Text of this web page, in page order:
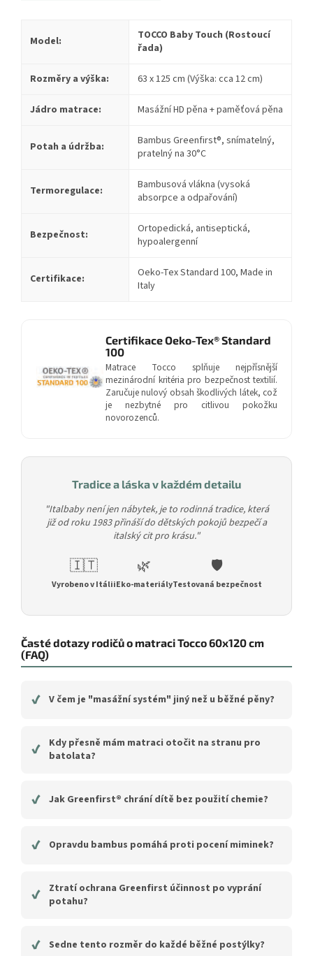
Model:
TOCCO Baby Touch (Rostoucí
řada)
Rozměry a výška: 63 x 125 cm (Výška: cca 12 cm)
Jádro matrace: Masážní HD pěna + paměťová pěna
Potah a údržba:
Bambus Greenfirst®, snímatelný,
pratelný na 30°C
Termoregulace:
Bambusová vlákna (vysoká
absorpce a odpařování)
Bezpečnost:
Ortopedická, antiseptická,
hypoalergenní
Certifikace:
Oeko-Tex Standard 100, Made in
Italy
Certifikace Oeko-Tex® Standard
100
Matrace Tocco splňuje nejpřísnější
mezinárodní kritéria pro bezpečnost textilií.
Zaručuje nulový obsah škodlivých látek, což
je nezbytné pro citlivou pokožku
novorozenců.
Tradice a láska v každém detailu
"Italbaby není jen nábytek, je to rodinná tradice, která
již od roku 1983 přináší do dětských pokojů bezpečí a
italský cit pro krásu."
🇮🇹
Vyrobeno v Itálii
🌿
Eko-materiály
🛡️
Testovaná bezpečnost
Časté dotazy rodičů o matraci Tocco 60x120 cm
(FAQ)
✔ V čem je "masážní systém" jiný než u běžné pěny?
✔
Kdy přesně mám matraci otočit na stranu pro
batolata?
✔ Jak Greenfirst® chrání dítě bez použití chemie?
✔ Opravdu bambus pomáhá proti pocení miminek?
✔
Ztratí ochrana Greenfirst účinnost po vyprání
potahu?
✔ Sedne tento rozměr do každé běžné postýlky?